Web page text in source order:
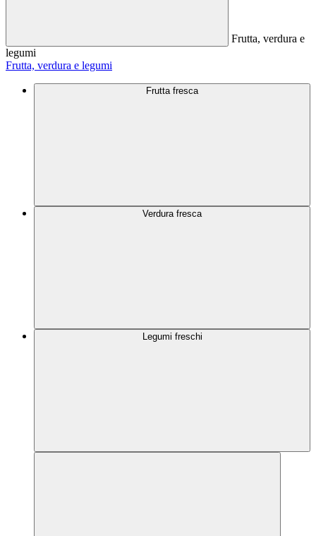
Frutta, verdura e
legumi
Frutta, verdura e legumi
Frutta fresca
Verdura fresca
Legumi freschi